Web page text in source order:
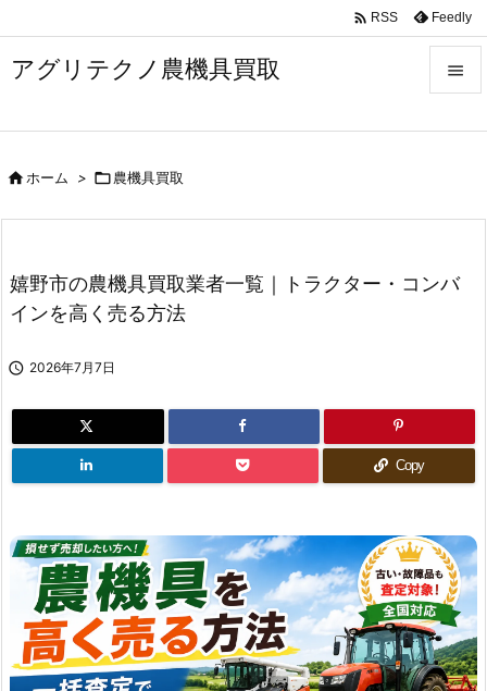
アグリテクノ農機具買取 


 RSS Feedly
ホーム > 農機具買取
嬉野市の農機具買取業者一覧｜トラクター・コンバ
インを高く売る方法
 2026年7月7日
Copy